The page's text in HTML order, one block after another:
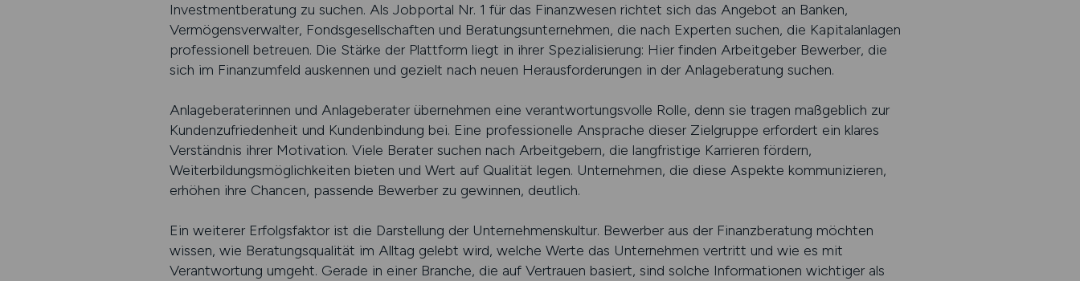
Investmentberatung zu suchen. Als Jobportal Nr. 1 für das Finanzwesen richtet sich das Angebot an Banken,
Vermögensverwalter, Fondsgesellschaften und Beratungsunternehmen, die nach Experten suchen, die Kapitalanlagen
professionell betreuen. Die Stärke der Plattform liegt in ihrer Spezialisierung: Hier finden Arbeitgeber Bewerber, die
sich im Finanzumfeld auskennen und gezielt nach neuen Herausforderungen in der Anlageberatung suchen.
Anlageberaterinnen und Anlageberater übernehmen eine verantwortungsvolle Rolle, denn sie tragen maßgeblich zur
Kundenzufriedenheit und Kundenbindung bei. Eine professionelle Ansprache dieser Zielgruppe erfordert ein klares
Verständnis ihrer Motivation. Viele Berater suchen nach Arbeitgebern, die langfristige Karrieren fördern,
Weiterbildungsmöglichkeiten bieten und Wert auf Qualität legen. Unternehmen, die diese Aspekte kommunizieren,
erhöhen ihre Chancen, passende Bewerber zu gewinnen, deutlich.
Ein weiterer Erfolgsfaktor ist die Darstellung der Unternehmenskultur. Bewerber aus der Finanzberatung möchten
wissen, wie Beratungsqualität im Alltag gelebt wird, welche Werte das Unternehmen vertritt und wie es mit
Verantwortung umgeht. Gerade in einer Branche, die auf Vertrauen basiert, sind solche Informationen wichtiger als